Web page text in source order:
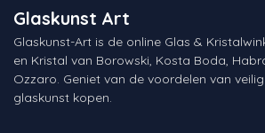
Glaskunst Art
Glaskunst-Art is de online Glas &
en Kristal van Borowski, Kosta Boda,
Ozzaro. Geniet van de voordelen van
glaskunst kopen.